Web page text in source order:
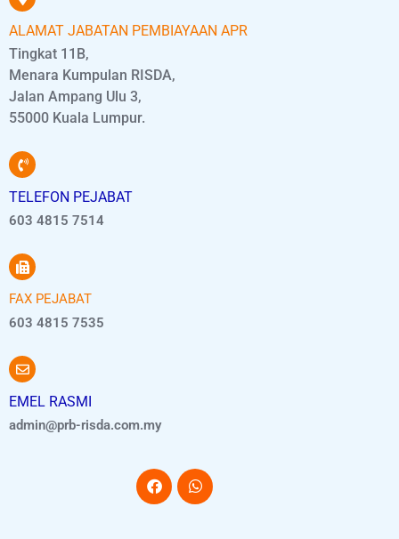
ALAMAT JABATAN PEMBIAYAAN APR
Tingkat 11B,
Menara Kumpulan RISDA,
Jalan Ampang Ulu 3,
55000 Kuala Lumpur.
TELEFON PEJABAT
603 4815 7514
FAX PEJABAT
603 4815 7535
EMEL RASMI
admin@prb-risda.com.my